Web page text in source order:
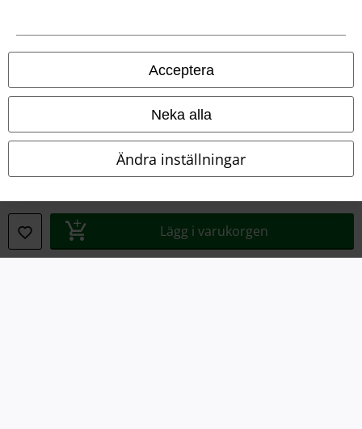
Acceptera
Neka alla
Ändra inställningar
Lägg i varukorgen
Ladda ner villkoren
Avfallshantering och miljöskydd
Försäkran om överensstämmelse
Information om tillgänglighet
Bekräfta ångrat köp
Alla priser inkl. moms.Fraktkostnad tillkommer.